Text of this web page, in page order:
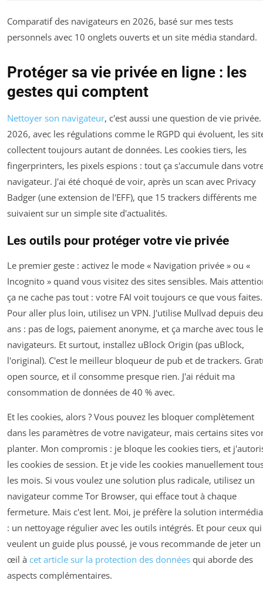
Comparatif des navigateurs en 2026, basé sur mes tests
personnels avec 10 onglets ouverts et un site média standard.
Protéger sa vie privée en ligne : les
gestes qui comptent
Nettoyer son navigateur, c'est aussi une question de vie privée.
2026, avec les régulations comme le RGPD qui évoluent, les
collectent toujours autant de données. Les cookies tiers, les
fingerprinters, les pixels espions : tout ça s'accumule dans
navigateur. J'ai été choqué de voir, après un scan avec Privacy
Badger (une extension de l'EFF), que 15 trackers différents me
suivaient sur un simple site d'actualités.
Les outils pour protéger votre vie privée
Le premier geste : activez le mode « Navigation privée » ou «
Incognito » quand vous visitez des sites sensibles. Mais
ça ne cache pas tout : votre FAI voit toujours ce que vous faites.
Pour aller plus loin, utilisez un VPN. J'utilise Mullvad depuis
ans : pas de logs, paiement anonyme, et ça marche avec tous
navigateurs. Et surtout, installez uBlock Origin (pas uBlock,
l'original). C'est le meilleur bloqueur de pub et de trackers.
open source, et il consomme presque rien. J'ai réduit ma
consommation de données de 40 % avec.
Et les cookies, alors ? Vous pouvez les bloquer complètement
dans les paramètres de votre navigateur, mais certains sites
planter. Mon compromis : je bloque les cookies tiers, et
les cookies de session. Et je vide les cookies manuellement
les mois. Si vous voulez une solution plus radicale, utilisez un
navigateur comme Tor Browser, qui efface tout à chaque
fermeture. Mais c'est lent. Moi, je préfère la solution
: un nettoyage régulier avec les outils intégrés. Et pour ceux qui
veulent un guide plus poussé, je vous recommande de jeter un
œil à cet article sur la protection des données qui aborde des
aspects complémentaires.